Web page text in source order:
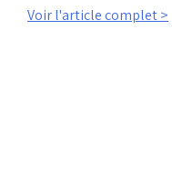
Voir l'article complet >